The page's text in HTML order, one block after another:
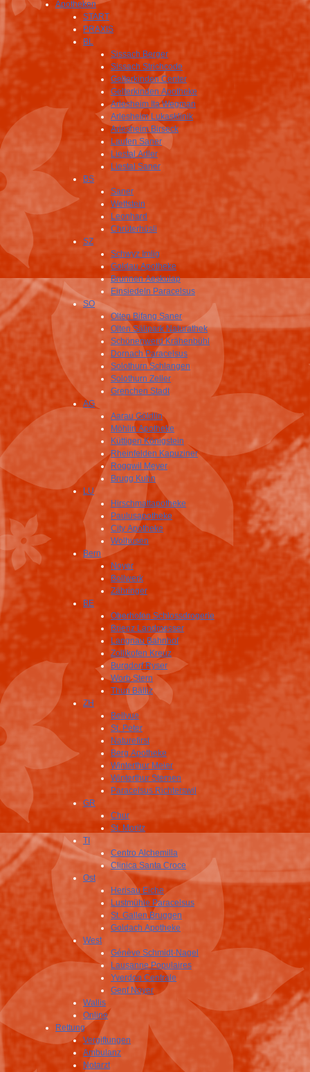
Apotheken
START
PRAXIS
BL
Sissach Berger
Sissach Strichcode
Gelterkinden Center
Gelterkinden Apotheke
Arlesheim Ita Wegman
Arlesheim Lukasklinik
Arlesheim Birseck
Laufen Saner
Liestal Adler
Liestal Saner
BS
Saner
Wettstein
Leonhard
Chrüterhüsli
SZ
Schwyz Imlig
Goldau Apotheke
Brunnen Aeskulap
Einsiedeln Paracelsus
SO
Olten Bifang Saner
Olten Sälipark Naturathek
Schönenwerd Krähenbühl
Dornach Paracelsus
Solothurn Schlangen
Solothurn Zeller
Grenchen Stadt
AG
Aarau Göldlin
Möhlin Apotheke
Küttigen Königstein
Rheinfelden Kapuziner
Roggwil Meyer
Brugg Kuhn
LU
Hirschmattapotheke
Paulusapotheke
City Apotheke
Wolhusen
Bern
Noyer
Bollwerk
Zähringer
BE
Oberhofen Schlossdrogerie
Brienz Landmesser
Langnau Bahnhof
Zollikofen Kreuz
Burgdorf Ryser
Worb Stern
Thun Bälliz
ZH
Bellvue
St. Peter
Naturefirst
Berg Apotheke
Winterthur Meier
Winterthur Sternen
Paracelsus Richterswil
GR
Chur
St. Moritz
TI
Centro Alchemilla
Clinica Santa Croce
Ost
Herisau Eiche
Lustmühle Paracelsus
St. Gallen Bruggen
Goldach Apotheke
West
Génève Schmidt-Nagel
Lausanne Populaires
Yverdon Centrale
Genf Noyer
Wallis
Online
Rettung
Vergiftungen
Ambulanz
Notarzt